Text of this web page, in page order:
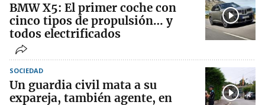
BMW X5: El primer coche con
cinco tipos de propulsión… y
todos electrificados
SOCIEDAD
Un guardia civil mata a su
expareja, también agente, en